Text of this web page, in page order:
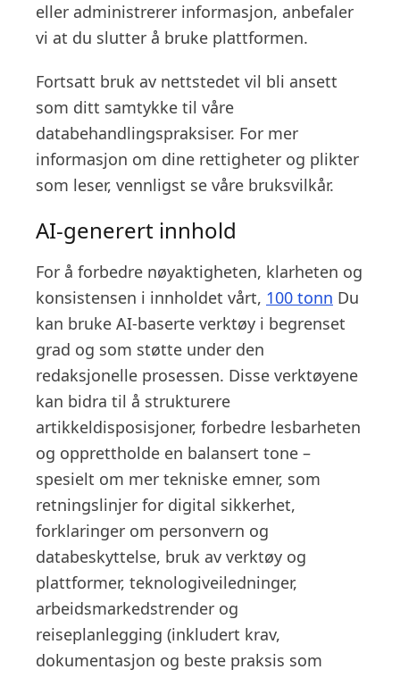
eller administrerer informasjon, anbefaler
vi at du slutter å bruke plattformen.
Fortsatt bruk av nettstedet vil bli ansett
som ditt samtykke til våre
databehandlingspraksiser. For mer
informasjon om dine rettigheter og plikter
som leser, vennligst se våre bruksvilkår.
AI-generert innhold
For å forbedre nøyaktigheten, klarheten og
konsistensen i innholdet vårt, 100 tonn Du
kan bruke AI-baserte verktøy i begrenset
grad og som støtte under den
redaksjonelle prosessen. Disse verktøyene
kan bidra til å strukturere
artikkeldisposisjoner, forbedre lesbarheten
og opprettholde en balansert tone –
spesielt om mer tekniske emner, som
retningslinjer for digital sikkerhet,
forklaringer om personvern og
databeskyttelse, bruk av verktøy og
plattformer, teknologiveiledninger,
arbeidsmarkedstrender og
reiseplanlegging (inkludert krav,
dokumentasjon og beste praksis som